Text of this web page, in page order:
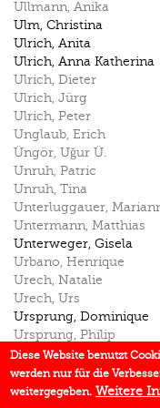
Ullmann, Anika
Ulm, Christina
Ulrich, Anita
Ulrich, Anna Katherina
Ulrich, Dieter
Ulrich, Jürg
Ulrich, Peter
Unglaub, Erich
Üngör, Uğur Ü.
Unruh, Patric
Unruh, Tina
Unterluggauer,
Untermann, Matthias
Unterweger, Gisela
Urbano, Henrique
Urech, Natalie
Urech, Urs
Ursprung, Dominique
Ursprung, Philip
Ursprung,Selina
Usachuk, A. N.
Utz,Peter
Diese Website benutzt
werden nur für die
weitergegeben. Weitere